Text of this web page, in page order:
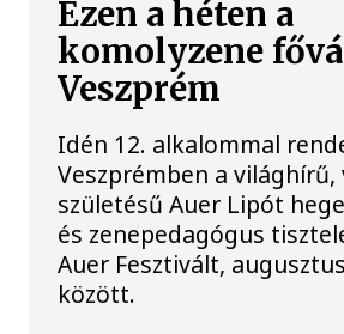
Ezen a héten a
komolyzene
Veszprém
Idén 12. alkalommal
Veszprémben a világhírű,
születésű Auer Lipót
és zenepedagógus
Auer Fesztivált,
között.